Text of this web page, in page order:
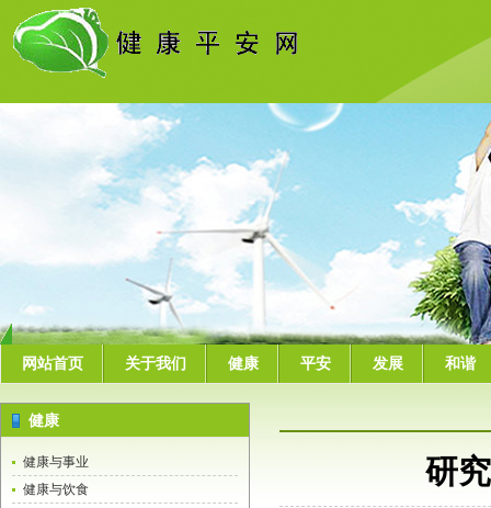
网站首页 关于我们 健康 平安 发展 和谐
健康
健康与事业
健康与饮食
研